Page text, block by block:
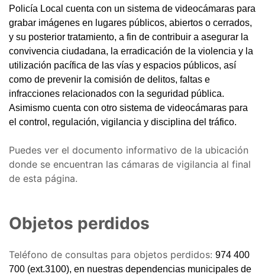
Policía Local cuenta con un sistema de videocámaras para
grabar imágenes en lugares públicos, abiertos o cerrados,
y su posterior tratamiento, a fin de contribuir a asegurar la
convivencia ciudadana, la erradicación de la violencia y la
utilización pacífica de las vías y espacios públicos, así
como de prevenir la comisión de delitos, faltas e
infracciones relacionados con la seguridad pública.
Asimismo cuenta con otro sistema de videocámaras para
el control, regulación, vigilancia y disciplina del tráfico.
Puedes ver el documento informativo de la ubicación
donde se encuentran las cámaras de vigilancia al final
de esta página.
Objetos perdidos
Teléfono de consultas para objetos perdidos: 974 400
700 (ext.3100), en nuestras dependencias municipales de